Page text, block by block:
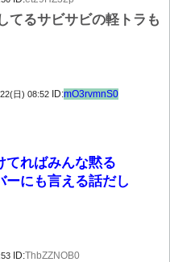
てるサビサビの軽トラも
日) 08:52 ID:mO3rvmnS0
てればみんな黙る
ーにも言える話だし
ID:ThbZZNOB0